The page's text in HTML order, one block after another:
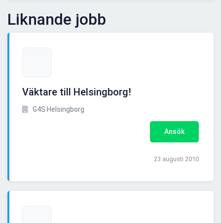
Liknande jobb
Väktare till Helsingborg!
G4S Helsingborg
Ansök
23 augusti 2010